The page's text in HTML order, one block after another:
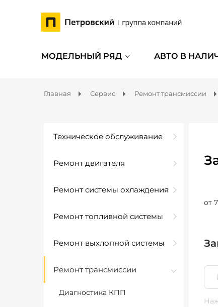
МОДЕЛЬНЫЙ РЯД АВТО В
Главная Сервис Ремонт трансмиссии
Техническое обслуживание
Ремонт двигателя
Ремонт системы охлаждения
Ремонт топливной системы
Ремонт выхлопной системы
Ремонт трансмиссии
Диагностика КПП
от